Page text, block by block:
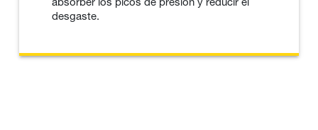
desgaste.